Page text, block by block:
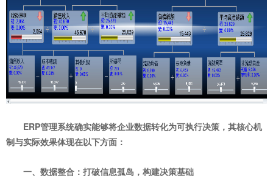
ERP管理系统确实能够将企业数据转化为可执行决策，其核心机
制与实际效果体现在以下方面：
一、数据整合：打破信息孤岛，构建决策基础